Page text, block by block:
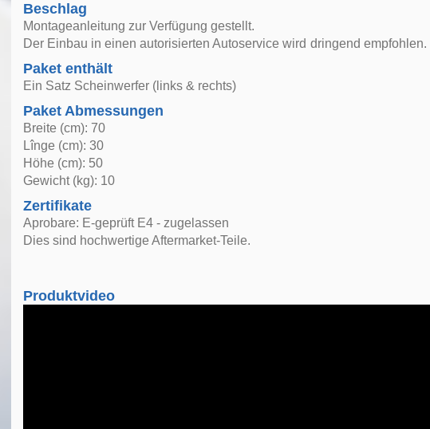
Beschlag
Montageanleitung zur Verfügung gestellt.
Der Einbau in einen autorisierten Autoservice wird dringend empfohlen.
Paket enthält
Ein Satz Scheinwerfer (links & rechts)
Paket Abmessungen
Breite (cm): 70
Lînge (cm): 30
Höhe (cm): 50
Gewicht (kg): 10
Zertifikate
Aprobare: E-geprüft E4 - zugelassen
Dies sind hochwertige Aftermarket-Teile.
Produktvideo